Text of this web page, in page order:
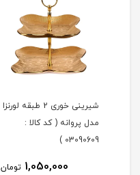
شیرینی خوری 2 طبقه لورنزا
مدل پروانه ( کد کالا :
03090609 )
1,050,000 تومان